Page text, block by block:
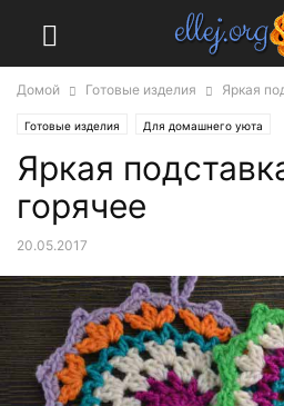
Домой Готовые изделия Яркая
Готовые изделия Для домашнего уюта
Яркая
горячее
20.05.2017